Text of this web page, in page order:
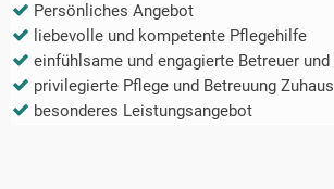
Persönliches Angebot
liebevolle und kompetente Pflegehilfe
einfühlsame und engagierte Betreuer
privilegierte Pflege und Betreuung
besonderes Leistungsangebot